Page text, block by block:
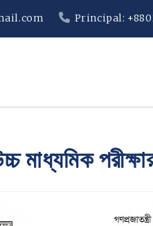
Principal:
মাধ্যমিক